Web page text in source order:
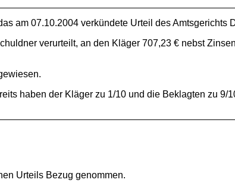
am 07.10.2004 verkündete Urteil des Amtsgerichts
verurteilt, an den Kläger 707,23 € nebst
haben der Kläger zu 1/10 und die Beklagten zu 9/
Urteils Bezug genommen.